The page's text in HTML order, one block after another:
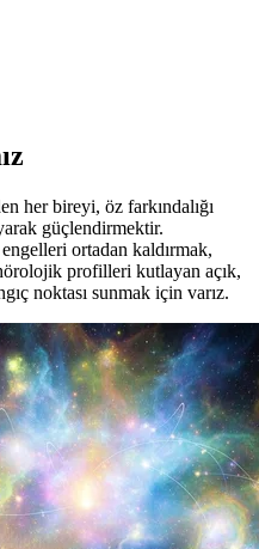
her bireyi, öz farkındalığı
güçlendirmektir.
ortadan kaldırmak,
profilleri kutlayan açık,
noktası sunmak için varız.